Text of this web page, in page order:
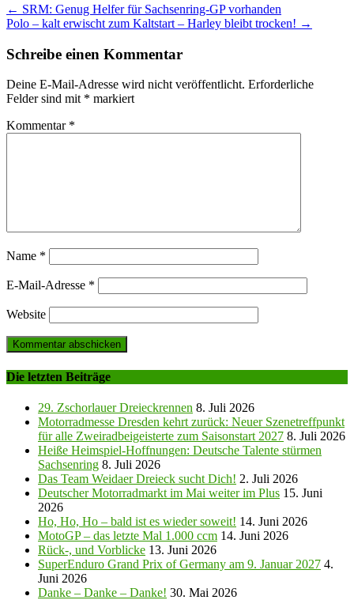
Post
navigation
← SRM: Genug Helfer für Sachsenring-GP vorhanden
Polo – kalt erwischt zum Kaltstart – Harley bleibt trocken! →
Schreibe einen Kommentar
Deine E-Mail-Adresse wird nicht veröffentlicht. Erforderliche
Felder sind mit * markiert
Kommentar *
Name *
E-Mail-Adresse *
Website
Die letzten Beiträge
29. Zschorlauer Dreieckrennen 8. Juli 2026
Motorradmesse Dresden kehrt zurück: Neuer Szenetreffpunkt
für alle Zweiradbeigeisterte zum Saisonstart 2027 8. Juli 2026
Heiße Heimspiel-Hoffnungen: Deutsche Talente stürmen
Sachsenring 8. Juli 2026
Das Team Weidaer Dreieck sucht Dich! 2. Juli 2026
Deutscher Motorradmarkt im Mai weiter im Plus 15. Juni
2026
Ho, Ho, Ho – bald ist es wieder soweit! 14. Juni 2026
MotoGP – das letzte Mal 1.000 ccm 14. Juni 2026
Rück-, und Vorblicke 13. Juni 2026
SuperEnduro Grand Prix of Germany am 9. Januar 2027 4.
Juni 2026
Danke – Danke – Danke! 30. Mai 2026